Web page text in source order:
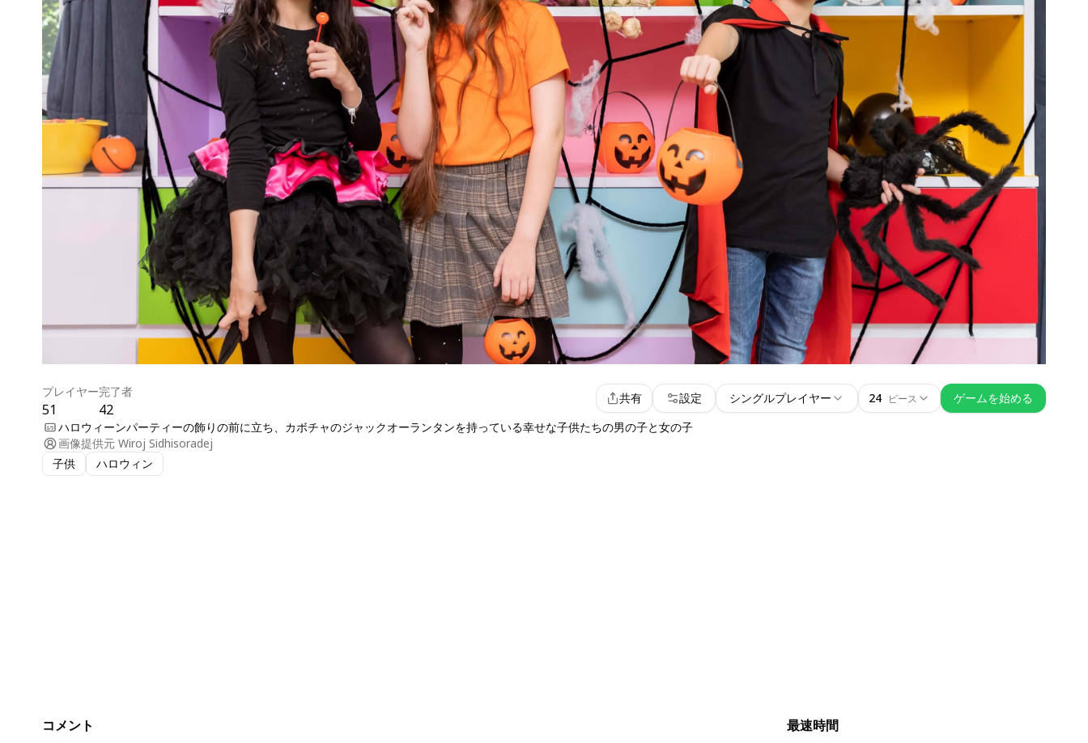
プレイヤー
51
完了者
42
共有 設定 シングルプレイヤー 24 ピース
ゲームを始める
ハロウィーンパーティーの飾りの前に立ち、カボチャのジャックオーランタンを持っている幸せな子供たちの男の子と女の子
画像提供元 Wiroj Sidhisoradej
子供
ハロウィン
コメント 最速時間